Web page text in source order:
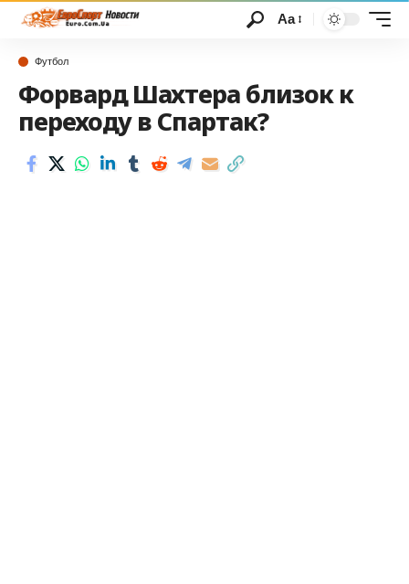
Аа
Футбол
Форвард Шахтера близок к
переходу в Спартак?